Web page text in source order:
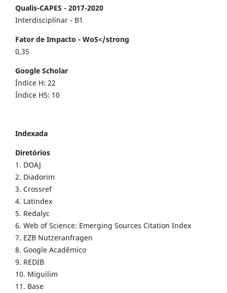
Qualis-CAPES - 2017-2020
Interdisciplinar - B1
Fator de Impacto - WoS</strong
0,35
Google Scholar
Índice H: 22
Índice H5: 10
Indexada
Diretórios
1. DOAJ
2. Diadorim
3. Crossref
4. Latindex
5. Redalyc
6. Web of Science: Emerging Sources Citation Index
7. EZB Nutzeranfragen
8. Google Acadêmico
9. REDIB
10. Miguilim
11. Base